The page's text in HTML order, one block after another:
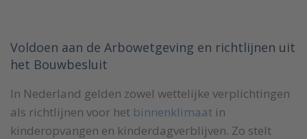
Voldoen aan de Arbowetgeving en richtlijnen uit
het Bouwbesluit
In Nederland gelden zowel wettelijke verplichtingen
als richtlijnen voor het binnenklimaat in
kinderopvangen en kinderdagverblijven. Zo stelt